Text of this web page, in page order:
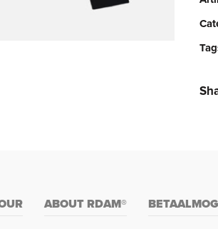
ABOUT RDAM®